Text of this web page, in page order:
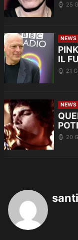
25
NEWS
IL
21
NEWS
20